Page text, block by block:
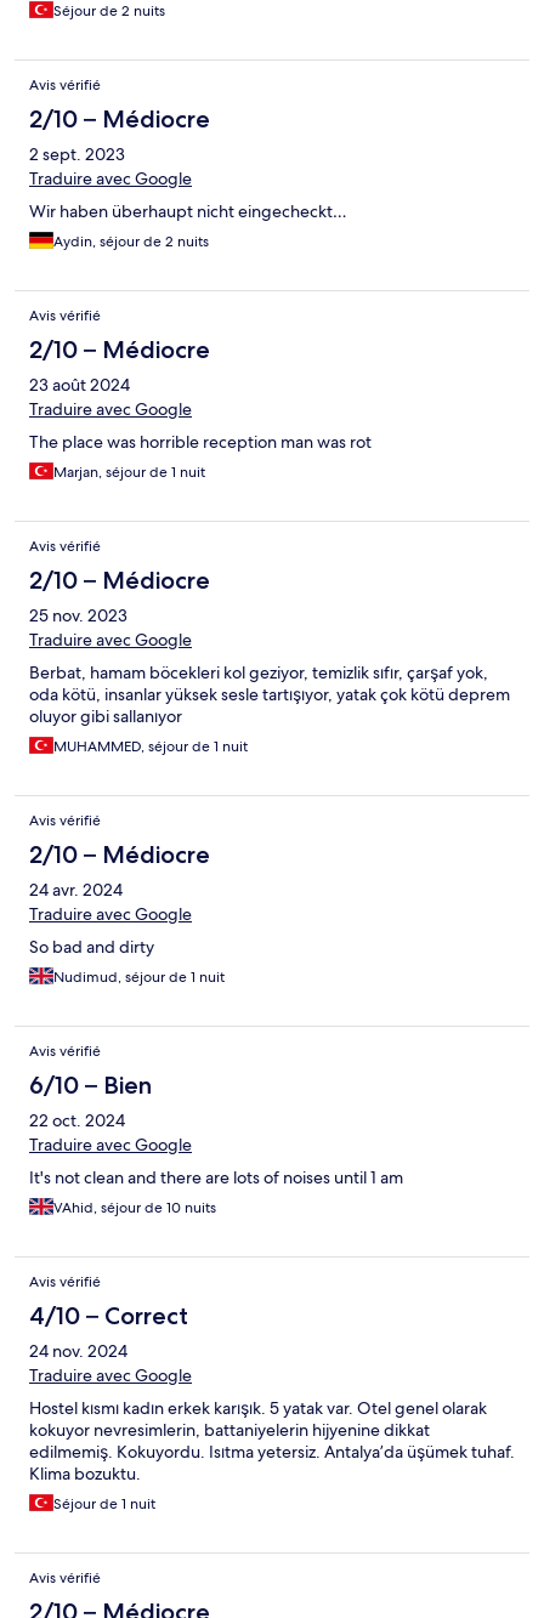
Séjour de 2 nuits
Avis vérifié
2/10 – Médiocre
2 sept. 2023
Traduire avec Google
Wir haben überhaupt nicht eingecheckt…
Aydin, séjour de 2 nuits
Avis vérifié
2/10 – Médiocre
23 août 2024
Traduire avec Google
The place was horrible reception man was rot
Marjan, séjour de 1 nuit
Avis vérifié
2/10 – Médiocre
25 nov. 2023
Traduire avec Google
Berbat, hamam böcekleri kol geziyor, temizlik sıfır, çarşaf yok,
oda kötü, insanlar yüksek sesle tartışıyor, yatak çok kötü deprem
oluyor gibi sallanıyor
MUHAMMED, séjour de 1 nuit
Avis vérifié
2/10 – Médiocre
24 avr. 2024
Traduire avec Google
So bad and dirty
Nudimud, séjour de 1 nuit
Avis vérifié
6/10 – Bien
22 oct. 2024
Traduire avec Google
It's not clean and there are lots of noises until 1 am
VAhid, séjour de 10 nuits
Avis vérifié
4/10 – Correct
24 nov. 2024
Traduire avec Google
Hostel kısmı kadın erkek karışık. 5 yatak var. Otel genel olarak
kokuyor nevresimlerin, battaniyelerin hijyenine dikkat
edilmemiş. Kokuyordu. Isıtma yetersiz. Antalya’da üşümek tuhaf.
Klima bozuktu.
Séjour de 1 nuit
Avis vérifié